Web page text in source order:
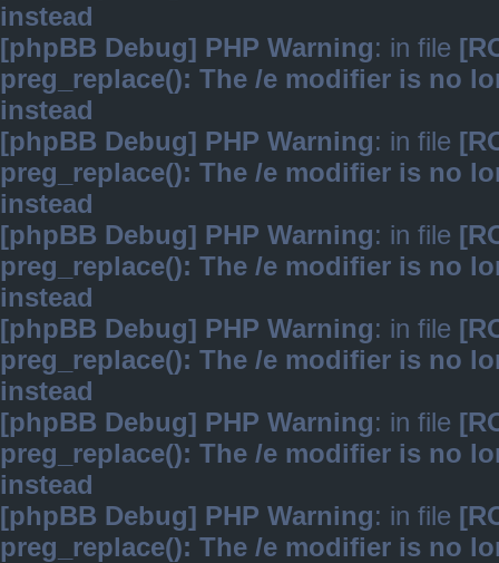
instead
[phpBB Debug] PHP Warning: in file
preg_replace(): The /e modifier is no
instead
[phpBB Debug] PHP Warning: in file
preg_replace(): The /e modifier is no
instead
[phpBB Debug] PHP Warning: in file
preg_replace(): The /e modifier is no
instead
[phpBB Debug] PHP Warning: in file
preg_replace(): The /e modifier is no
instead
[phpBB Debug] PHP Warning: in file
preg_replace(): The /e modifier is no
instead
[phpBB Debug] PHP Warning: in file
preg_replace(): The /e modifier is no